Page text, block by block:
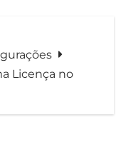
Licença no